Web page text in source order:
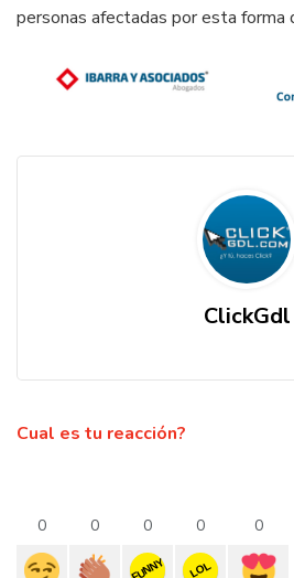
personas afectadas por esta forma
ClickGdl
Cual es tu reacción?
0 0 0
FUNNY
0
LOL
0